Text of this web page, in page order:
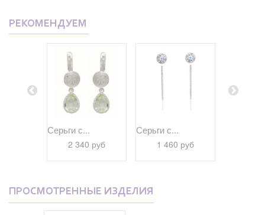
РЕКОМЕНДУЕМ
Серьги с...
2 340 руб
Серьги с...
1 460 руб
ПРОСМОТРЕННЫЕ ИЗДЕЛИЯ